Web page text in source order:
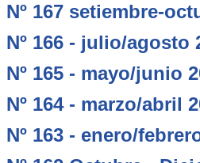
Nº 167 setiembre-
Nº 166 - julio/agosto
Nº 165 - mayo/junio
Nº 164 - marzo/abril
Nº 163 - enero/